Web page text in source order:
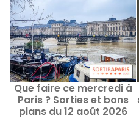
Que faire ce mercredi à
Paris ? Sorties et bons
plans du 12 août 2026